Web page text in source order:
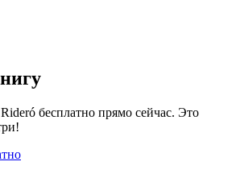
бесплатно прямо сейчас. Это